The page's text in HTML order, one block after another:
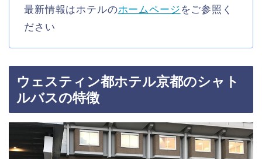
最新情報はホテルのホームページ をご参照く
ださい
ウェスティン都ホテル京都のシャト
ルバスの特徴